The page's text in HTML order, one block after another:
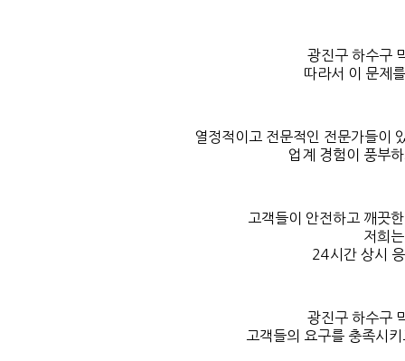
광진구 하수구
따라서 이 문제
열정적이고 전문적인 전문가들이
업계 경험이 풍부
고객들이 안전하고 깨끗
저희
24시간 상시
광진구 하수구
고객들의 요구를 충족시